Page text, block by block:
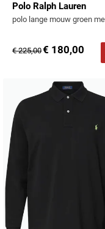
Polo Ralph Lauren
€ 225,00€ 180,00